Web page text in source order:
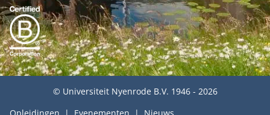
© Universiteit Nyenrode B.V. 1946 - 2026